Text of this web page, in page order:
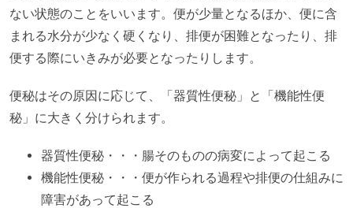
ない状態のことをいいます。便が少量となるほか、便に含
まれる水分が少なく硬くなり、排便が困難となったり、排
便する際にいきみが必要となったりします。
便秘はその原因に応じて、「器質性便秘」と「機能性便
秘」に大きく分けられます。
器質性便秘・・・腸そのものの病変によって起こる
機能性便秘・・・便が作られる過程や排便の仕組みに
障害があって起こる